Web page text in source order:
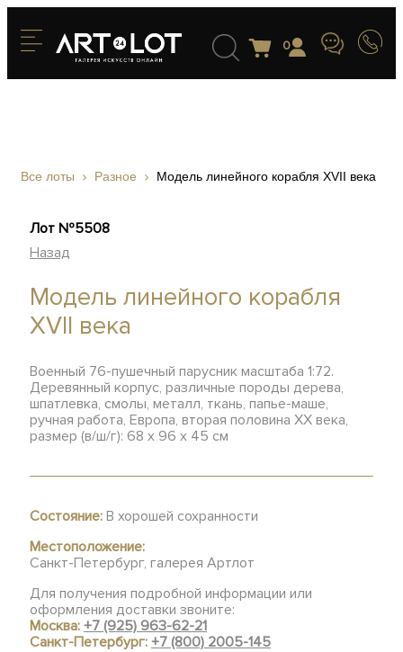
0
Все лоты Разное Модель линейного корабля XVII века
Лот №5508
Назад
Модель линейного корабля
XVII века
Военный 76-пушечный парусник масштаба 1:72.
Деревянный корпус, различные породы дерева,
шпатлевка, смолы, металл, ткань, папье-маше,
ручная работа, Европа, вторая половина XX века,
размер (в/ш/г): 68 х 96 х 45 см
Состояние: В хорошей сохранности
Местоположение:
Санкт-Петербург, галерея Артлот
Для получения подробной информации или
оформления доставки звоните:
Москва:+7 (925) 963-62-21
Санкт-Петербург:+7 (800) 2005-145